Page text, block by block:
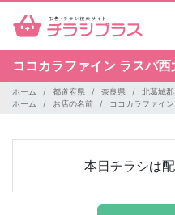
ココカラファイン ラスパ西
ホーム 都道府県 奈良県
北葛城
ホーム
お店の名前 ココカラファイン
本日チラシは